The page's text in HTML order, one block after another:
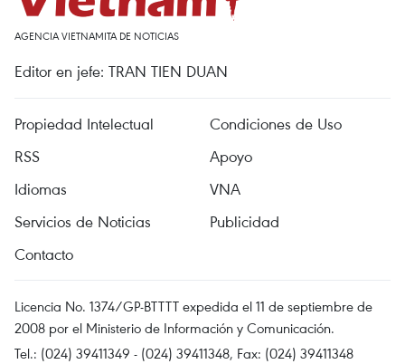
AGENCIA VIETNAMITA DE NOTICIAS
Editor en jefe: TRAN TIEN DUAN
Propiedad Intelectual
Condiciones de Uso
RSS
Apoyo
Idiomas
VNA
Servicios de Noticias
Publicidad
Contacto
Licencia No. 1374/GP-BTTTT expedida el 11 de septiembre de
2008 por el Ministerio de Información y Comunicación.
Tel.: (024) 39411349 - (024) 39411348, Fax: (024) 39411348